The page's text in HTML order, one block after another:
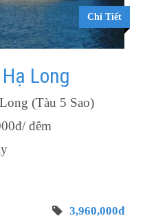
Chi Tiết
Long
(Tàu 5 Sao)
đêm
3,960,000đ